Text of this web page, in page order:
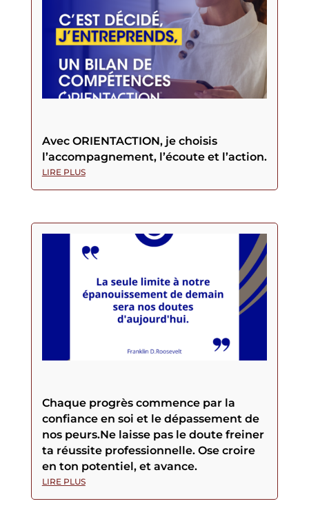
Avec ORIENTACTION, je choisis
l’accompagnement, l’écoute et l’action.
LIRE PLUS
Chaque progrès commence par la
confiance en soi et le dépassement de
nos peurs.Ne laisse pas le doute freiner
ta réussite professionnelle. Ose croire
en ton potentiel, et avance.
LIRE PLUS